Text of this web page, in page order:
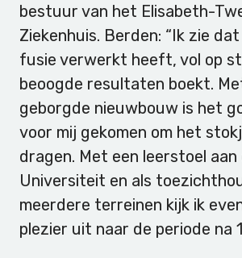
bestuur van het Elisabeth-
Ziekenhuis. Berden: “Ik zie
fusie verwerkt heeft, vol op
beoogde resultaten boekt.
geborgde nieuwbouw is het
voor mij gekomen om het
dragen. Met een leerstoel aan
Universiteit en als
meerdere terreinen kijk ik
plezier uit naar de periode na